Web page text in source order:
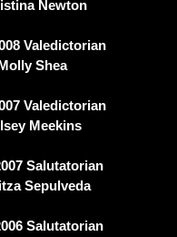
Newton
Valedictorian
Shea
Valedictorian
Meekins
Salutatorian
Sepulveda
Salutatorian